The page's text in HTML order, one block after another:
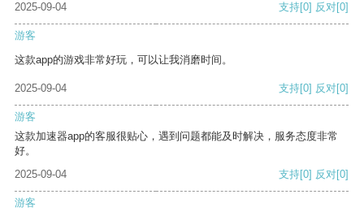
2025-09-04 支持[0] 反对[0]
游客
这款app的游戏非常好玩，可以让我消磨时间。
2025-09-04 支持[0] 反对[0]
游客
这款加速器app的客服很贴心，遇到问题都能及时解决，服务态度非常
好。
2025-09-04
支持[0] 反对[0]
游客